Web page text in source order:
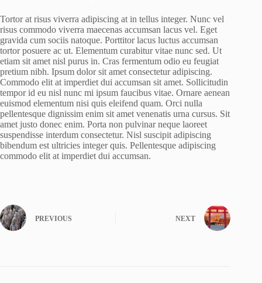
Tortor at risus viverra adipiscing at in tellus integer. Nunc vel
risus commodo viverra maecenas accumsan lacus vel. Eget
gravida cum sociis natoque. Porttitor lacus luctus accumsan
tortor posuere ac ut. Elementum curabitur vitae nunc sed. Ut
etiam sit amet nisl purus in. Cras fermentum odio eu feugiat
pretium nibh. Ipsum dolor sit amet consectetur adipiscing.
Commodo elit at imperdiet dui accumsan sit amet. Sollicitudin
tempor id eu nisl nunc mi ipsum faucibus vitae. Ornare aenean
euismod elementum nisi quis eleifend quam. Orci nulla
pellentesque dignissim enim sit amet venenatis urna cursus. Sit
amet justo donec enim. Porta non pulvinar neque laoreet
suspendisse interdum consectetur. Nisl suscipit adipiscing
bibendum est ultricies integer quis. Pellentesque adipiscing
commodo elit at imperdiet dui accumsan.
PREVIOUS NEXT